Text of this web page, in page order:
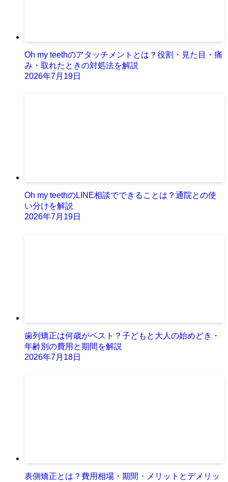
Oh my teethのアタッチメントとは？役割・見た目・痛
み・取れたときの対処法を解説
2026年7月19日
Oh my teethのLINE相談でできることは？通院との使
い分けを解説
2026年7月19日
歯列矯正は何歳がベスト？子どもと大人の始めどき・
年齢別の費用と期間を解説
2026年7月18日
表側矯正とは？費用相場・期間・メリットとデメリッ